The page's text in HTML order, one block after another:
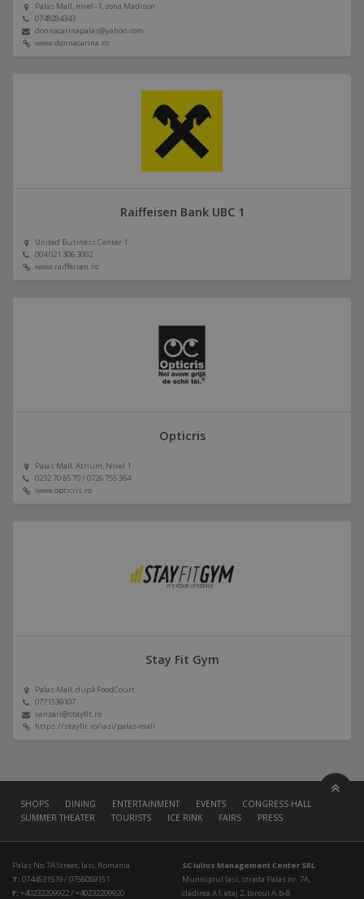
Palas Mall, nivel -1, zona Madison
0748284343
donnacarinapalas@yahoo.com
www.donnacarina.ro
Raiffeisen Bank UBC 1
United Business Center 1
004 021 306 3002
www.raiffeisen.ro
Opticris
Palas Mall, Atrium, Nivel 1
0232 70 85 70 / 0726 755 354
www.opticris.ro
Stay Fit Gym
Palas Mall, după FoodCourt
0771539107
vanzari@stayfit.ro
https://stayfit.ro/iasi/palas-mall
SHOPS DINING ENTERTAINMENT EVENTS
CONGRESS HALL
SUMMER THEATER
TOURISTS ICE RINK FAIRS PRESS
Palas No.7A Street, Iasi, Romania
T: 0744531519 / 0756089151
F: +40232209922 / +40232209920
SC Iulius Management Center SRL
Municipiul Iasi, strada Palas nr. 7A,
cladirea A1, etaj 2, biroul A.b-8